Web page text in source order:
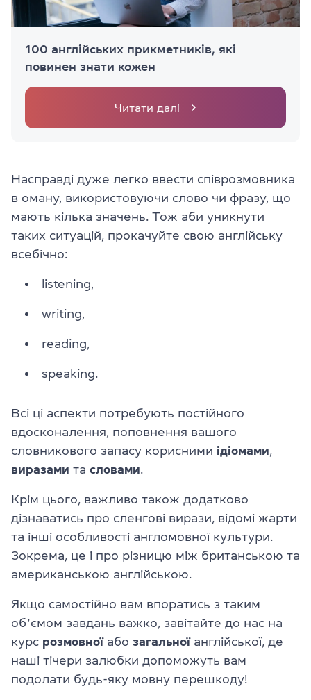
100 англійських прикметників, які
повинен знати кожен
Читати далі
Насправді дуже легко ввести співрозмовника
в оману, використовуючи слово чи фразу, що
мають кілька значень. Тож аби уникнути
таких ситуацій, прокачуйте свою англійську
всебічно:
listening,
writing,
reading,
speaking.
Всі ці аспекти потребують постійного
вдосконалення, поповнення вашого
словникового запасу корисними ідіомами,
виразами та словами.
Крім цього, важливо також додатково
дізнаватись про сленгові вирази, відомі жарти
та інші особливості англомовної культури.
Зокрема, це і про різницю між британською та
американською англійською.
Якщо самостійно вам впоратись з таким
обʼємом завдань важко, завітайте до нас на
курс розмовноїабо загальноїанглійської, де
наші тічери залюбки допоможуть вам
подолати будь-яку мовну перешкоду!